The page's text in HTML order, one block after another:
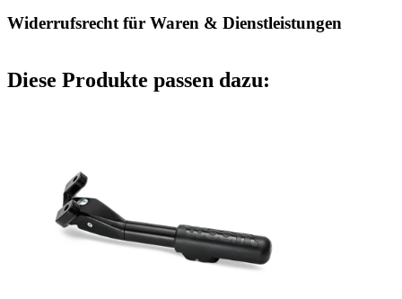
Widerrufsrecht für Waren & Dienstleistungen
Diese Produkte passen dazu: